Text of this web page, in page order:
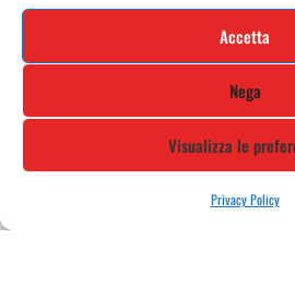
Accetta
Nega
Visualizza le
Privacy Policy
Iscriviti alla nostra